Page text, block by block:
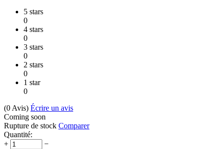
5 stars
0
4 stars
0
3 stars
0
2 stars
0
1 star
0
(0 Avis) Écrire un avis
Coming soon
Rupture de stock Comparer
Quantité:
+
−